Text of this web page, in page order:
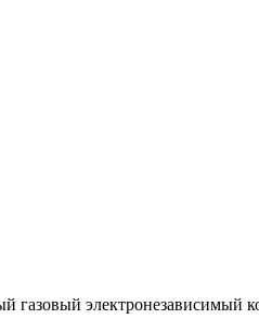
газовый электронезависимый